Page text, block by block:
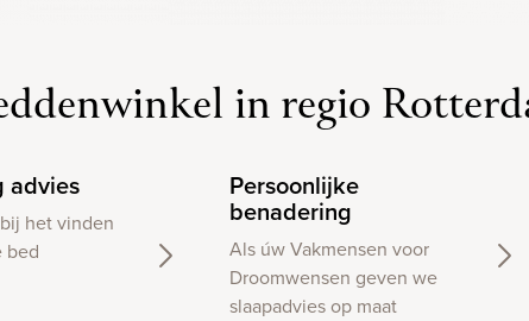
in regio
advies
het vinden
bed
Persoonlijke
benadering
Als úw Vakmensen voor
Droomwensen geven we
slaapadvies op maat